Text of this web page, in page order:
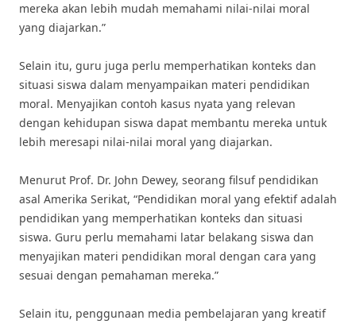
mereka akan lebih mudah memahami nilai-nilai moral
yang diajarkan.”
Selain itu, guru juga perlu memperhatikan konteks dan
situasi siswa dalam menyampaikan materi pendidikan
moral. Menyajikan contoh kasus nyata yang relevan
dengan kehidupan siswa dapat membantu mereka untuk
lebih meresapi nilai-nilai moral yang diajarkan.
Menurut Prof. Dr. John Dewey, seorang filsuf pendidikan
asal Amerika Serikat, “Pendidikan moral yang efektif adalah
pendidikan yang memperhatikan konteks dan situasi
siswa. Guru perlu memahami latar belakang siswa dan
menyajikan materi pendidikan moral dengan cara yang
sesuai dengan pemahaman mereka.”
Selain itu, penggunaan media pembelajaran yang kreatif